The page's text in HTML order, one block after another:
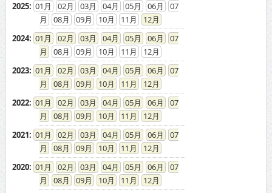
2025: 01 02 03 04 05 06
07
08
09 10 11
12
2024: 01 02 03 04 05 06
07
08
09 10 11
12
2023: 01 02 03 04 05 06
07
08
09 10 11
12
2022: 01 02 03 04 05 06
07
08
09 10 11
12
2021: 01 02 03 04 05 06
07
08
09 10 11
12
2020: 01 02 03 04 05 06
07
08
09 10 11
12